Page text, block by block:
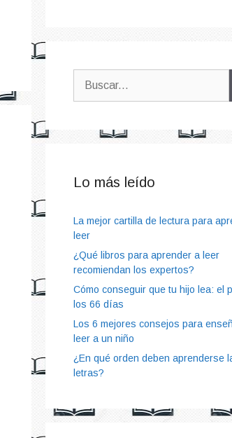
Lo más leído
La mejor cartilla de lectura para
leer
¿Qué libros para aprender a leer
recomiendan los expertos?
Cómo conseguir que tu hijo lea: el
los 66 días
Los 6 mejores consejos para
leer a un niño
¿En qué orden deben aprenderse
letras?